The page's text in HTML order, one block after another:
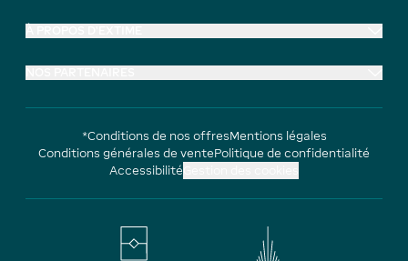
*Conditions de nos offresMentions légales
Conditions générales de ventePolitique de confidentialité
Accessibilité